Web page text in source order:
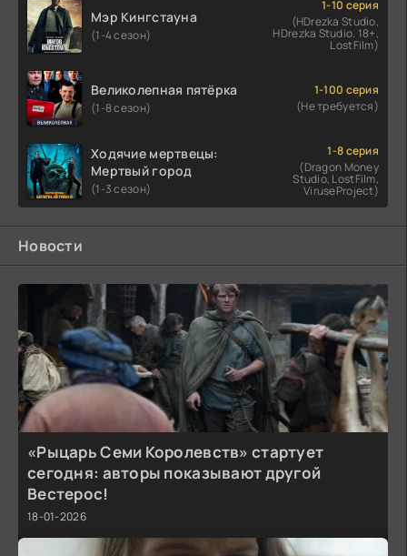
Мэр Кингстауна
(1-4 сезон)
1-10 серия
(HDrezka Studio,
HDrezka Studio. 18+,
LostFilm)
Великолепная пятёрка
(1-8 сезон)
1-100 серия
(Не требуется)
Ходячие мертвецы:
Мертвый город
(1-3 сезон)
1-8 серия
(Dragon Money
Studio, LostFilm,
ViruseProject)
Новости
«Рыцарь Семи Королевств» стартует
сегодня: авторы показывают другой
Вестерос!
18-01-2026